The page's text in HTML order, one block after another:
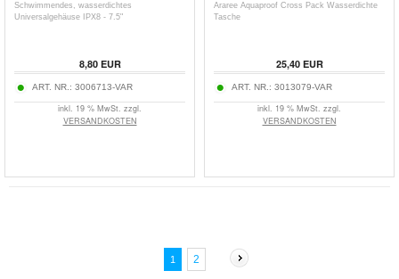
Schwimmendes, wasserdichtes
Universalgehäuse IPX8 - 7.5"
8,80EUR
ART. NR.: 3006713-VAR
inkl. 19 % MwSt. zzgl.
VERSANDKOSTEN
Araree Aquaproof Cross Pack Wasserdichte
Tasche
25,40EUR
ART. NR.: 3013079-VAR
inkl. 19 % MwSt. zzgl.
VERSANDKOSTEN
1 2